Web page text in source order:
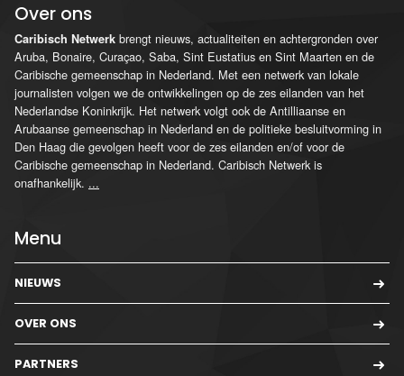
Over ons
Caribisch Netwerk brengt nieuws, actualiteiten en achtergronden over
Aruba, Bonaire, Curaçao, Saba, Sint Eustatius en Sint Maarten en de
Caribische gemeenschap in Nederland. Met een netwerk van lokale
journalisten volgen we de ontwikkelingen op de zes eilanden van het
Nederlandse Koninkrijk. Het netwerk volgt ook de Antilliaanse en
Arubaanse gemeenschap in Nederland en de politieke besluitvorming in
Den Haag die gevolgen heeft voor de zes eilanden en/of voor de
Caribische gemeenschap in Nederland. Caribisch Netwerk is
onafhankelijk. ...
Menu
NIEUWS
OVER ONS
PARTNERS